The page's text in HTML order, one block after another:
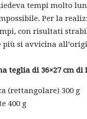
tempi molto
Per la
con risultati
più si avvicina
teglia di 36×27 cm di
(rettangolare) 300 g
400 g